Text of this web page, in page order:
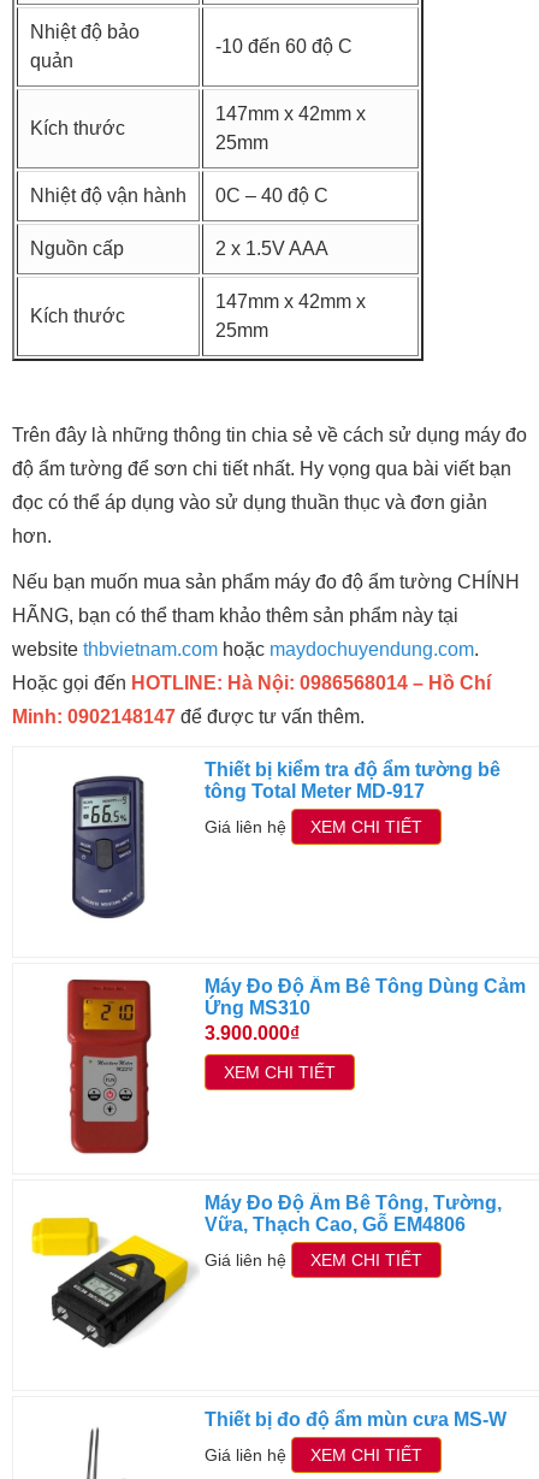
Nhiệt độ bảo
quản
-10 đến 60 độ C
Kích thước
147mm x 42mm x
25mm
Nhiệt độ vận hành 0C – 40 độ C
Nguồn cấp 2 x 1.5V AAA
Kích thước
147mm x 42mm x
25mm
Trên đây là những thông tin chia sẻ về cách sử dụng máy đo
độ ẩm tường để sơn chi tiết nhất. Hy vọng qua bài viết bạn
đọc có thể áp dụng vào sử dụng thuần thục và đơn giản
hơn.
Nếu bạn muốn mua sản phẩm máy đo độ ẩm tường CHÍNH
HÃNG, bạn có thể tham khảo thêm sản phẩm này tại
website thbvietnam.com hoặc maydochuyendung.com.
Hoặc gọi đến HOTLINE: Hà Nội: 0986568014 – Hồ Chí
Minh: 0902148147 để được tư vấn thêm.
Thiết bị kiểm tra độ ẩm tường bê
tông Total Meter MD-917
Giá liên hệ XEM CHI TIẾT
Máy Đo Độ Ẩm Bê Tông Dùng Cảm
Ứng MS310
3.900.000₫
XEM CHI TIẾT
Máy Đo Độ Ẩm Bê Tông, Tường,
Vữa, Thạch Cao, Gỗ EM4806
Giá liên hệ XEM CHI TIẾT
Thiết bị đo độ ẩm mùn cưa MS-W
Giá liên hệ XEM CHI TIẾT